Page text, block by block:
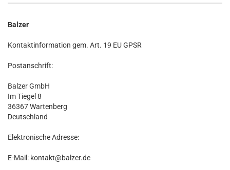
Balzer
Kontaktinformation gem. Art. 19 EU GPSR
Postanschrift:
Balzer GmbH
Im Tiegel 8
36367 Wartenberg
Deutschland
Elektronische Adresse:
E-Mail: kontakt@balzer.de